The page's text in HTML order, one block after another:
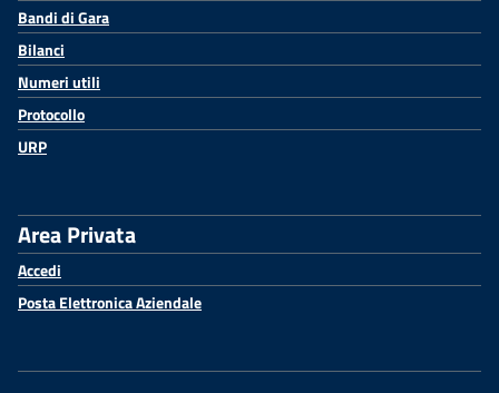
Bandi di Gara
Bilanci
Numeri utili
Protocollo
URP
Area Privata
Accedi
Posta Elettronica Aziendale